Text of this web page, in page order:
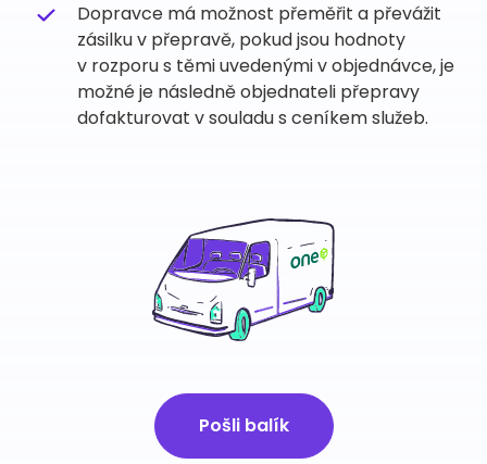
Dopravce má možnost přeměřit a převážit
zásilku v přepravě, pokud jsou hodnoty
v rozporu s těmi uvedenými v objednávce, je
možné je následně objednateli přepravy
dofakturovat v souladu s ceníkem služeb.
Pošli balík